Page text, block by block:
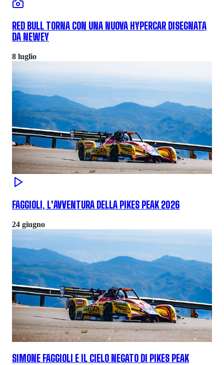
RED BULL TORNA CON UNA NUOVA HYPERCAR DISEGNATA
DA NEWEY
8 luglio
FAGGIOLI, L'AVVENTURA DELLA PIKES PEAK 2026
24 giugno
SIMONE FAGGIOLI E IL CIELO NEGATO DI PIKES PEAK